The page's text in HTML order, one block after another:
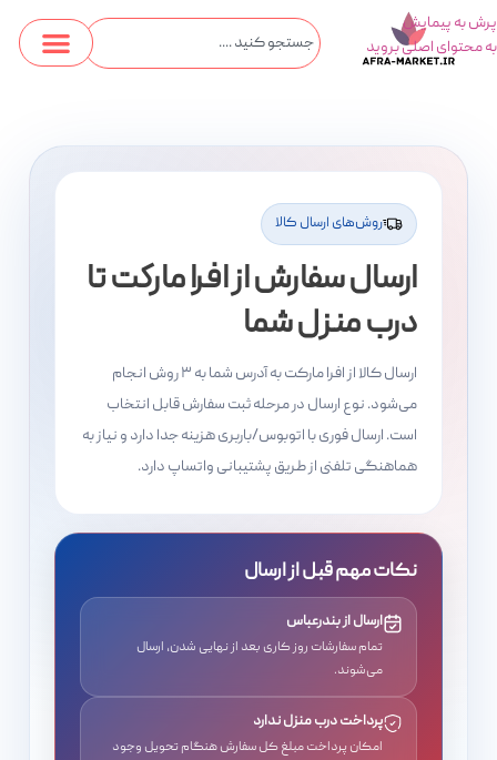
پرش به پیمایش
به محتوای اصلی بروید
روش‌های ارسال کالا
ارسال سفارش از افرا مارکت تا
درب منزل شما
ارسال کالا از افرا مارکت به آدرس شما به ۳ روش انجام
می‌شود. نوع ارسال در مرحله ثبت سفارش قابل انتخاب
است. ارسال فوری با اتوبوس/باربری هزینه جدا دارد و نیاز به
هماهنگی تلفنی از طریق پشتیبانی واتساپ دارد.
نکات مهم قبل از ارسال
ارسال از بندرعباس
تمام سفارشات روز کاری بعد از نهایی شدن، ارسال
می‌شوند.
پرداخت درب منزل ندارد
امکان پرداخت مبلغ کل سفارش هنگام تحویل وجود